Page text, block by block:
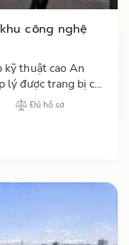
công nghệ
kỹ thuật cao An
lý được trang bị cơ
Đủ hồ sơ